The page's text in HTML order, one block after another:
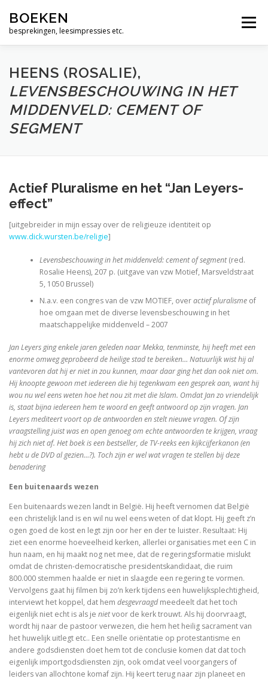
naarBOEKEN
besprekingen, leesimpressies etc.
Menu
Alleen maar woorden
De bijbel, een vrij zinnige lezing
Wie is moslim ?
The Jews and the Reformation.
In Praise of Doubt
Bruiloft (I, II) Preken over het Hooglied
Philosophy of Religion in the Renaissance
Troost in filosofie
Mag ik? Dank je. Sorry.
Waar blijft de kerk?
God. A Very Short Introduction
Bach’s Personal copy of Calov’s Bible Commentary
Allesomvattende onderwijsleer. Didactica
Meursault: contre-enquête
Tegenwoordigheid van geest als Europese uitdaging
Ecce Philosophus. Leven en werk
Trialoog.
De ontdekking van het Nieuwe Testament
HEENS (ROSALIE),
LEVENSBESCHOUWING IN HET
MIDDENVELD: CEMENT OF
SEGMENT
Actief Pluralisme en het “Jan Leyers-
effect”
[uitgebreider in mijn essay over de religieuze identiteit op
www.dick.wursten.be/religie]
Levensbeschouwing in het middenveld: cement of segment(red.
Rosalie Heens), 207 p. (uitgave van vzw Motief, Marsveldstraat
5, 1050 Brussel)
N.a.v. een congres van de vzw MOTIEF, overactief pluralisme of
hoe omgaan met de diverse levensbeschouwing in het
maatschappelijke middenveld – 2007
Jan Leyers ging enkele jaren geleden naar Mekka, tenminste, hij heeft met een
enorme omweg geprobeerd de heilige stad te bereiken… Natuurlijk wist hij al
vantevoren dat hij er niet in zou kunnen, maar daar ging het dan ook niet om.
Hij knoopte gewoon met iedereen die hij tegenkwam een gesprek aan, want hij
wou nu wel eens weten hoe het nou zit met die Islam. Omdat Jan zo vriendelijk
is, staat bijna iedereen hem te woord en geeft antwoord op zijn vragen. Jan
Leyers mediteert voort op de antwoorden en stelt nieuwe vragen. Of zijn
vraagstelling juist was en open genoeg om echte antwoorden te krijgen, vraag
hij zich niet af. Het boek is een bestseller, de TV-reeks een kijkcijferkanon (en
hebt u de DVD al gezien…?). Toch zijn er wel wat vragen te stellen bij deze
benadering
Een buitenaards wezen
Een buitenaards wezen landt in België. Hij heeft vernomen dat België
een christelijk land is en wil nu wel eens weten of dat klopt. Hij geeft z’n
ogen goed de kost en legt zijn oor her en der te luister. Resultaat: Hij
ziet een enorme hoeveelheid kerken, allerlei organisaties met een C in
hun naam, en hij maakt nog net mee, dat de regeringsformatie mislukt
omdat de christen-democratische presidentskandidaat, die ruim
800.000 stemmen haalde er niet in slaagde een regering te vormen.
Vervolgens gaat hij filmen bij zo’n kerk tijdens een huwelijksplechtigheid,
interviewt het koppel, dat hem desgevraagdmeedeelt dat het toch
eigenlijk niet echt is als je nietvoor de kerk trouwt. Als hij doorvraagt,
wordt hij naar de pastoor verwezen, die hem het heilig sacrament van
het huwelijk uitlegt etc.. Een snelle oriëntatie op protestantisme en
andere godsdiensten doet hem tot de conclusie komen dat dat toch
eigenlijk importgodsdiensten zijn, ook omdat veel voorgangers of
leiders van allochtone komaf zijn. Hij keert terug naar zijn planeet en